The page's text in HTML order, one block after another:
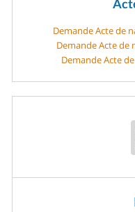
Demande Acte de
Demande Acte de
Demande Acte